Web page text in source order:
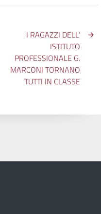
I RAGAZZI DELL’
ISTITUTO
PROFESSIONALE G.
MARCONI TORNANO
TUTTI IN CLASSE